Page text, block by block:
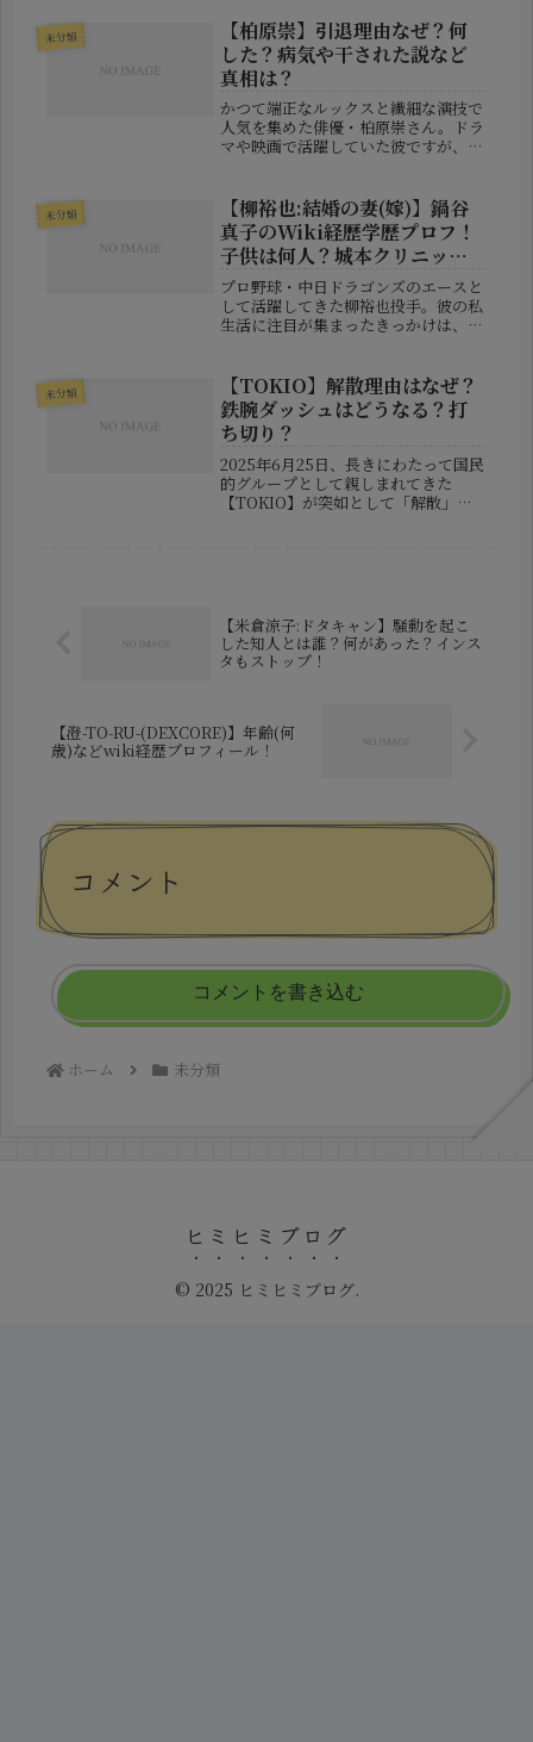
スエヌ」の代表も務める実力派女性で
す。▼関連記事【死因:病気】長嶋茂
雄...
未分類
【柏原崇】引退理由なぜ？何
した？病気や干された説など
真相は？
かつて端正なルックスと繊細な演技で
人気を集めた俳優・柏原崇さん。ドラ
マや映画で活躍していた彼ですが、あ
した。本記事では、柏原崇さんがなぜ
芸能活動をセーブしたのか、その背景
にあ...
未分類
【柳裕也:結婚の妻(嫁)】鍋谷
真子のWiki経歴学歴プロフ！
子供は何人？城本クリニック
CM出演！
プロ野球・中日ドラゴンズのエースと
して活躍してきた柳裕也投手。彼の私
生活に注目が集まったきっかけは、思
鍋谷真子（なべたに まこ）さん。一
部SNSでは「あのCMに出てた美女
っ...
未分類
【TOKIO】解散理由はなぜ？
鉄腕ダッシュはどうなる？打
ち切り？
2025年6月25日、長きにわたって国民
的グループとして親しまれてきた
【TOKIO】が突如として「解散」を
【米倉涼子:ドタキャン】騒動を起こ
した知人とは誰？何があった？インス
タもストップ！
【澄-TO-RU-(DEXCORE)】年齢(何
歳)などwiki経歴プロフィール！
コメント
コメントを書き込む
ホーム 未分類
ヒミヒミブログ
© 2025 ヒミヒミブログ.